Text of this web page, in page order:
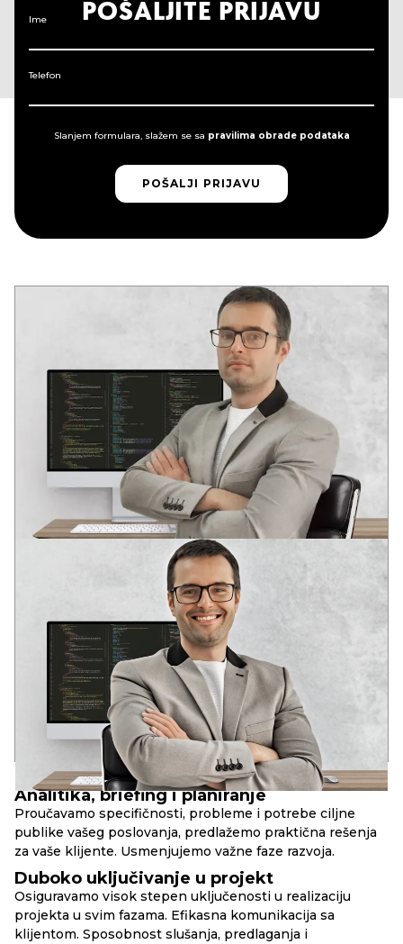
Ime
Telefon
Slanjem formulara, slažem se sa pravilima obrade podataka
POŠALJI PRIJAVU
POŠALJI PRIJAVU
POŠALJITE PRIJAVU
PRINCIPIRBAND
Analitika, briefing i planiranje
Proučavamo specifičnosti, probleme i potrebe ciljne
publike vašeg poslovanja, predlažemo praktična rešenja
za vaše klijente. Usmenjujemo važne faze razvoja.
Duboko uključivanje u projekt
Osiguravamo visok stepen uključenosti u realizaciju
projekta u svim fazama. Efikasna komunikacija sa
klijentom. Sposobnost slušanja, predlaganja i
17+
godina u razvoju
90+
uspešnih web-projekata
10+
složenih web-servisa
VODEĆI DEVELOPER
Dva stručna obrazovanja u oblasti razvoja softvera
U mladom uzrastu prepoznao potencijal informacionih
tehnologija: globalizaciju i duboku integraciju IT rešenja u
društvene strukture savremenog društva.
Iskustvo u raznim IT oblastima od 2006. godine. Analitičko
sistemsko razmišljanje. Kompetencije za rešavanje poslovnih
zadataka, DevOps, Full Stack, SEO.